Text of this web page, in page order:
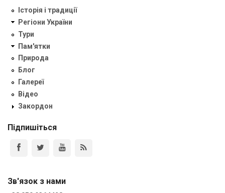
Історія і традиції
Регіони України
Тури
Пам'ятки
Природа
Блог
Галереї
Відео
Закордон
Підпишіться
Зв'язок з нами